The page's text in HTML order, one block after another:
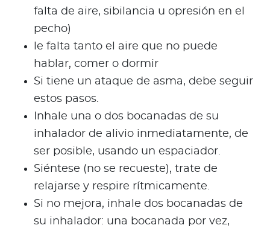
falta de aire, sibilancia u opresión en el
pecho)
le falta tanto el aire que no puede
hablar, comer o dormir
Si tiene un ataque de asma, debe seguir
estos pasos.
Inhale una o dos bocanadas de su
inhalador de alivio inmediatamente, de
ser posible, usando un espaciador.
Siéntese (no se recueste), trate de
relajarse y respire rítmicamente.
Si no mejora, inhale dos bocanadas de
su inhalador: una bocanada por vez,